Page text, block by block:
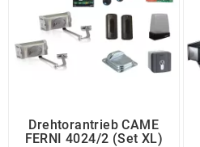
Drehtorantrieb CAME
FERNI 4024/2 (Set XL)